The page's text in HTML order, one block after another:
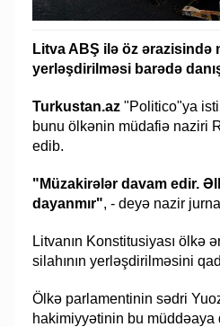
Litva ABŞ ilə öz ərazisində
yerləşdirilməsi barədə
Turkustan.az"Politico"ya
bunu ölkənin müdafiə naziri
edib.
"Müzakirələr davam edir.
dayanmır", - deyə nazir
Litvanın Konstitusiyası ölkə
silahının yerləşdirilməsini
Ölkə parlamentinin sədri
hakimiyyətinin bu